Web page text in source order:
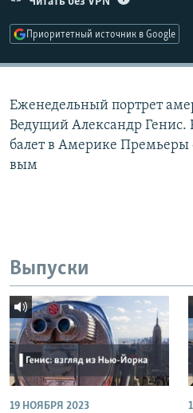
Приоритетный источник в Google
Еженедельный портрет
Ведущий Александр Генис.
балет в Америке Премьеры
вым
Выпуски
19 НОЯБРЯ 2023